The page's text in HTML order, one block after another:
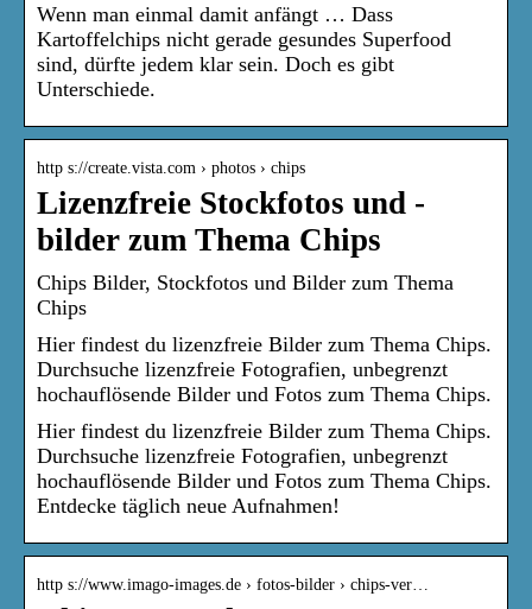
Wenn man einmal damit anfängt … Dass
Kartoffelchips nicht gerade gesundes Superfood
sind, dürfte jedem klar sein. Doch es gibt
Unterschiede.
http s://create.vista.com › photos › chips
Lizenzfreie Stockfotos und -
bilder zum Thema Chips
Chips Bilder, Stockfotos und Bilder zum Thema
Chips
Hier findest du lizenzfreie Bilder zum Thema Chips.
Durchsuche lizenzfreie Fotografien, unbegrenzt
hochauflösende Bilder und Fotos zum Thema Chips.
Hier findest du lizenzfreie Bilder zum Thema Chips.
Durchsuche lizenzfreie Fotografien, unbegrenzt
hochauflösende Bilder und Fotos zum Thema Chips.
Entdecke täglich neue Aufnahmen!
http s://www.imago-images.de › fotos-bilder › chips-ver…